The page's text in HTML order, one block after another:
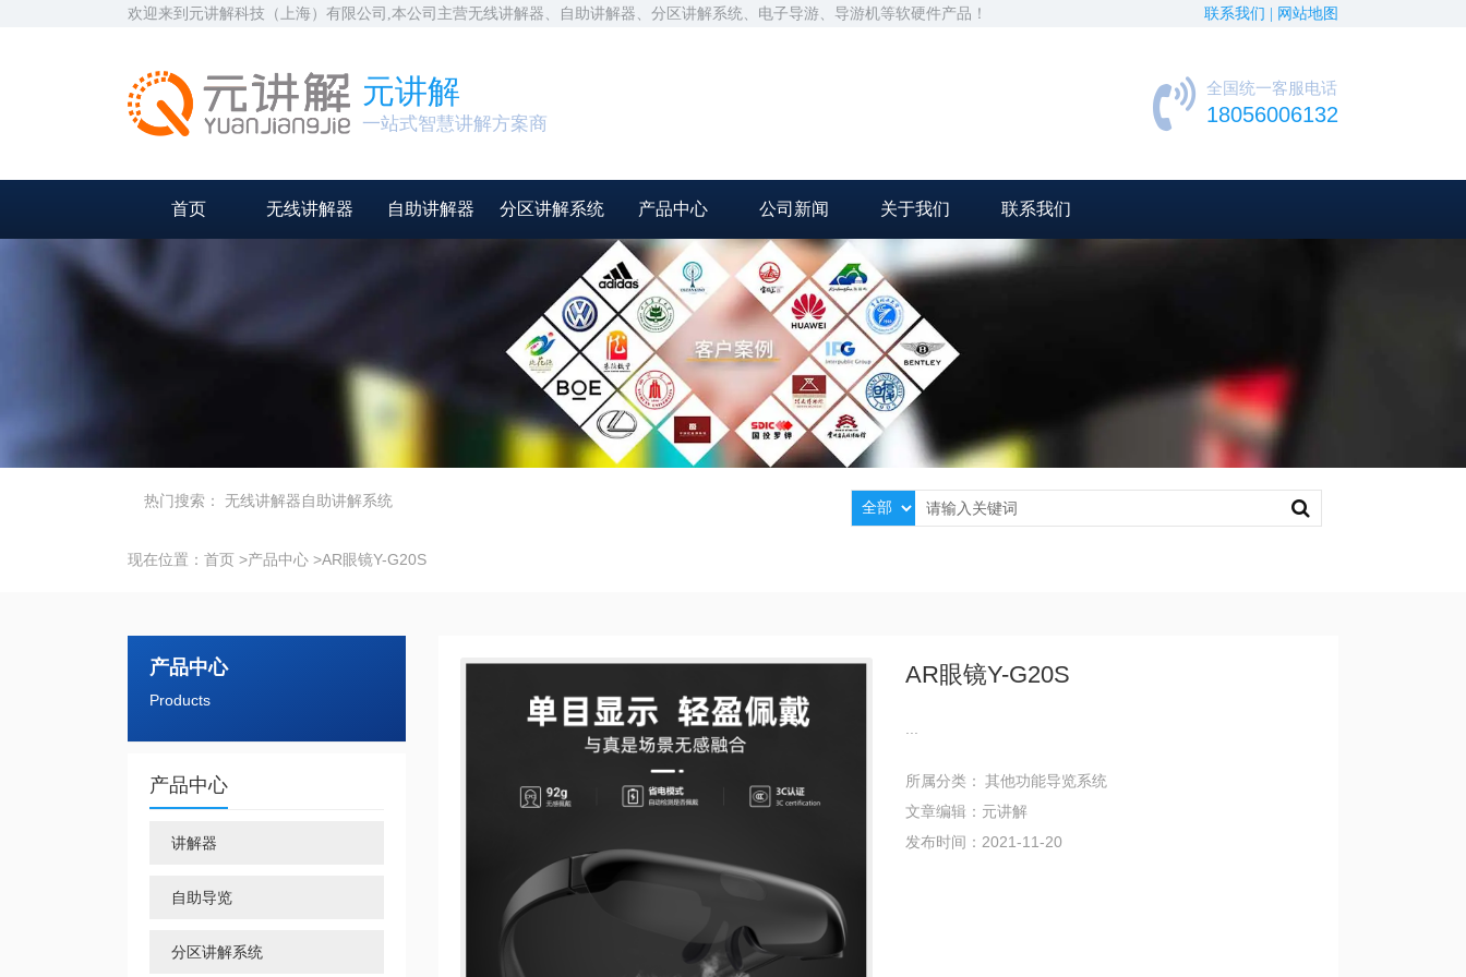
欢迎来到元讲解科技（上海）有限公司,本公司主营无线讲解器、自助讲解器、分区讲解系统、电子导游、导游机等软硬件产品！ 联系我们 | 网站地图
元讲解
一站式智慧讲解方案商
全国统一客服电话
18056006132
首页 无线讲解器 自助讲解器 分区讲解系统 产品中心 公司新闻 关于我们 联系我们
热门搜索： 无线讲解器自助讲解系统
现在位置： 首页 >产品中心 >AR眼镜Y-G20S
产品中心
Products
产品中心
讲解器
自助导览
分区讲解系统
AR眼镜Y-G20S
所属分类： 其他功能导览系统
文章编辑：元讲解
发布时间：2021-11-20